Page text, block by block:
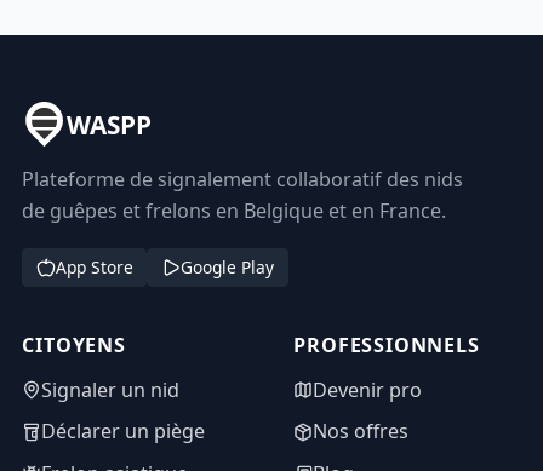
WASPP
Plateforme de signalement collaboratif des nids
de guêpes et frelons en Belgique et en France.
App Store Google Play
CITOYENS
Signaler un nid
Déclarer un piège
PROFESSIONNELS
Devenir pro
Nos offres